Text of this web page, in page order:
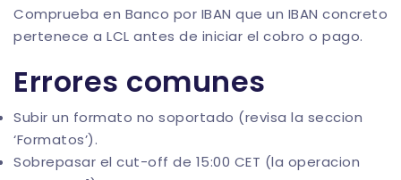
Comprueba en Banco por IBAN que un IBAN concreto
pertenece a LCL antes de iniciar el cobro o pago.
Errores comunes
Subir un formato no soportado (revisa la seccion
‘Formatos’).
Sobrepasar el cut-off de 15:00 CET (la operacion